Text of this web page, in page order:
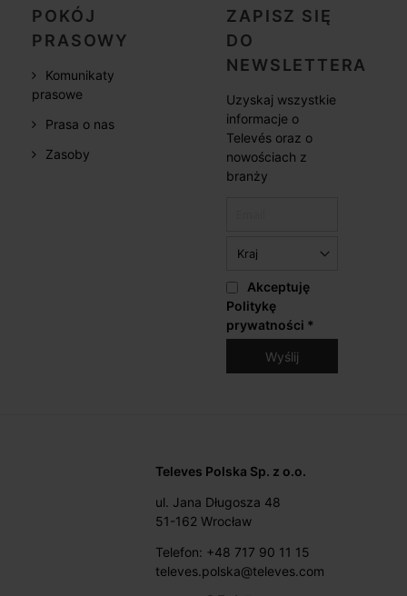
POKÓJ
PRASOWY
Komunikaty
prasowe
Prasa o nas
Zasoby
ZAPISZ SIĘ
DO
NEWSLETTERA
Uzyskaj wszystkie
informacje o
Televés oraz o
nowościach z
branży
Akceptuję
Politykę
prywatności *
Televes Polska Sp. z o.o.
ul. Jana Długosza 48
51-162 Wrocław
Telefon: +48 717 90 11 15
televes.polska@televes.com